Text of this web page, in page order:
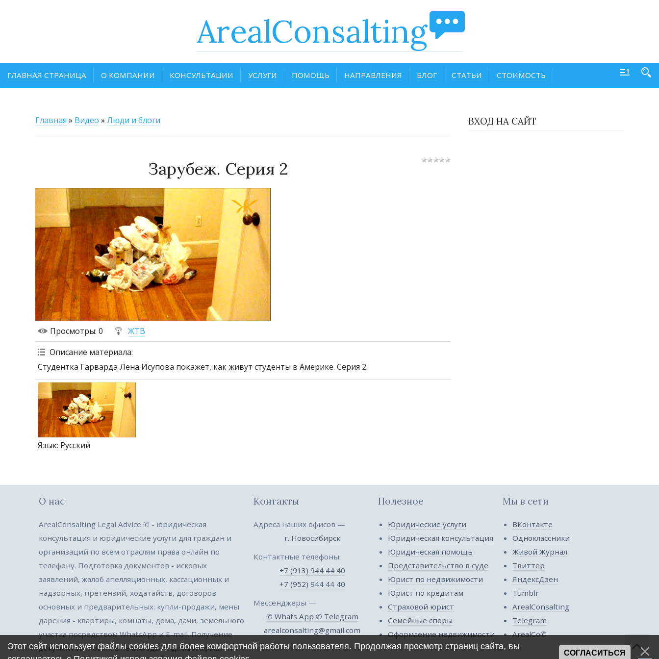
ArealConsalting
ГЛАВНАЯ СТРАНИЦА О КОМПАНИИ КОНСУЛЬТАЦИИ УСЛУГИ ПОМОЩЬ НАПРАВЛЕНИЯ БЛОГ СТАТЬИ СТОИМОСТЬ
Главная » Видео » Люди и блоги
Зарубеж. Серия 2
Просмотры: 0
ЖТВ
Описание материала:
Студентка Гарварда Лена Исупова покажет, как живут студенты в Америке. Серия 2.
Язык: Русский
ВХОД НА САЙТ
О нас
ArealConsalting Legal Advice ✆ - юридическая
консультация и юридические услуги для граждан и
организаций по всем отраслям права онлайн по
телефону. Подготовка документов - исковых
заявлений, жалоб апелляционных, кассационных и
надзорных, претензий, ходатайств, договоров
основных и предварительных: купли-продажи, мены
дарения - квартиры, комнаты, дома, дачи, земельного
участка посредством WhatsApp и E-mail. Получение
документов и оплата не выходя из дома и офиса.
Контакты
Адреса наших офисов —
г. Новосибирск
Контактные телефоны:
+7 (913) 944 44 40
+7 (952) 944 44 40
Мессенджеры —
✆ Whats App ✆ Telegram
arealconsalting@gmail.com
Полезное
Юридические услуги
Юридическая консультация
Юридическая помощь
Представительство в суде
Юрист по недвижимости
Юрист по кредитам
Страховой юрист
Семейные споры
Оформление недвижимости
Мы в сети
ВКонтакте
Одноклассники
Живой Журнал
Твиттер
ЯндексДзен
Tumblr
ArealConsalting
Telegram
ArealCo✆
Этот сайт использует файлы cookies для более комфортной работы пользователя. Продолжая просмотр страниц сайта, вы
СОГЛАСИТЬСЯ